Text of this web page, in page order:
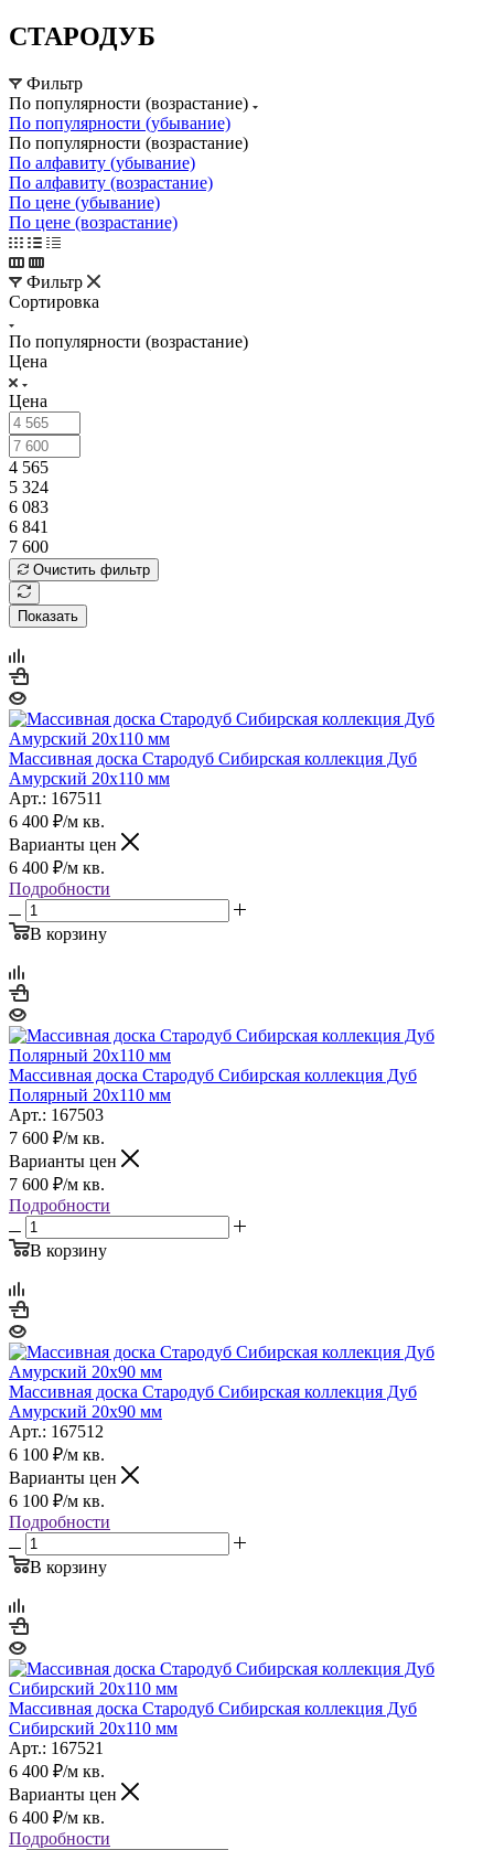
СТАРОДУБ
Фильтр
По популярности (возрастание)
По популярности (убывание)
По популярности (возрастание)
По алфавиту (убывание)
По алфавиту (возрастание)
По цене (убывание)
По цене (возрастание)
Фильтр
Сортировка
По популярности (возрастание)
Цена
Цена
4 565
5 324
6 083
6 841
7 600
Очистить фильтр
Показать
Массивная доска Стародуб Сибирская коллекция Дуб
Амурский 20х110 мм
Арт.: 167511
6 400 ₽/м кв.
Варианты цен
6 400 ₽/м кв.
Подробности
В корзину
Массивная доска Стародуб Сибирская коллекция Дуб
Полярный 20х110 мм
Арт.: 167503
7 600 ₽/м кв.
Варианты цен
7 600 ₽/м кв.
Подробности
В корзину
Массивная доска Стародуб Сибирская коллекция Дуб
Амурский 20х90 мм
Арт.: 167512
6 100 ₽/м кв.
Варианты цен
6 100 ₽/м кв.
Подробности
В корзину
Массивная доска Стародуб Сибирская коллекция Дуб
Сибирский 20х110 мм
Арт.: 167521
6 400 ₽/м кв.
Варианты цен
6 400 ₽/м кв.
Подробности